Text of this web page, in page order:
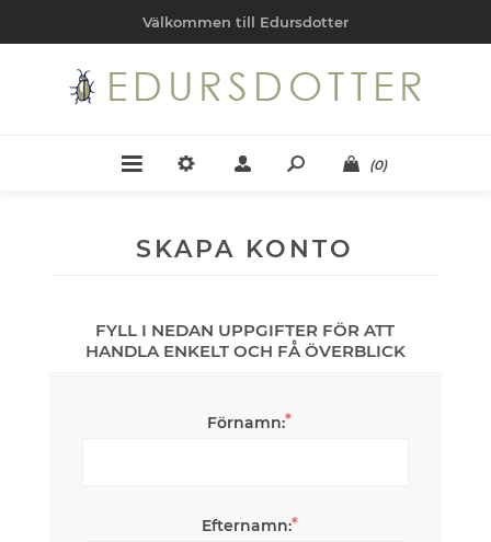
Välkommen till Edursdotter
(0)
SKAPA KONTO
FYLL I NEDAN UPPGIFTER FÖR ATT
HANDLA ENKELT OCH FÅ ÖVERBLICK
Förnamn:*
Efternamn:*